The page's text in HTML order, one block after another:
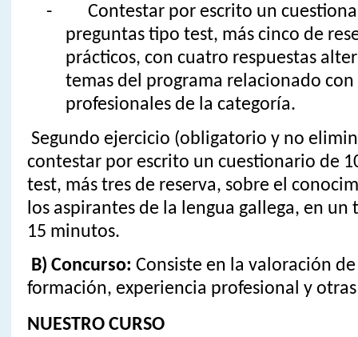
- Contestar por escrito un
preguntas tipo test, más cinco de
prácticos, con cuatro respuestas
temas del programa relacionado
profesionales de la categoría.
Segundo ejercicio (obligatorio y no
contestar por escrito un cuestionario de
test, más tres de reserva, sobre el
los aspirantes de la lengua gallega, en
15 minutos.
B) Concurso: Consiste en la valoración
formación, experiencia profesional y
NUESTRO CURSO